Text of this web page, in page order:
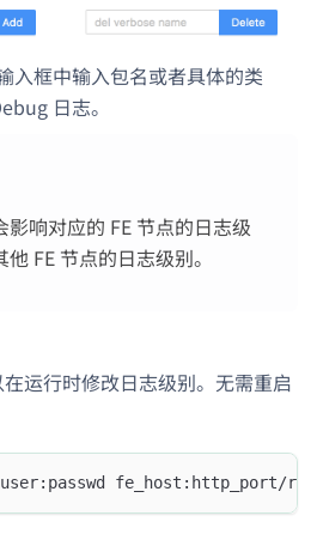
入框中输入包名或者具体的类
日志。
响对应的 FE 节点的日志级
FE 节点的日志级别。
运行时修改日志级别。无需重启
fe_host:http_port/